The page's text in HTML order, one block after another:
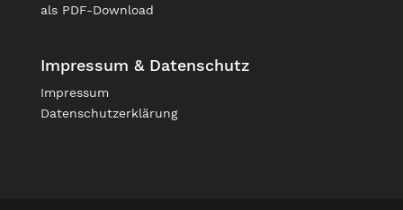
als PDF-Download
Impressum & Datenschutz
Impressum
Datenschutzerklärung